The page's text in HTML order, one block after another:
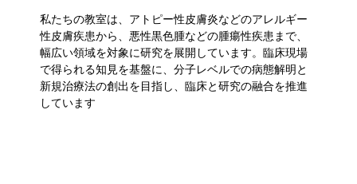
私たちの教室は、アトピー性皮膚炎などのアレルギー
性皮膚疾患から、悪性黒色腫などの腫瘍性疾患まで、
幅広い領域を対象に研究を展開しています。臨床現場
で得られる知見を基盤に、分子レベルでの病態解明と
新規治療法の創出を目指し、臨床と研究の融合を推進
しています